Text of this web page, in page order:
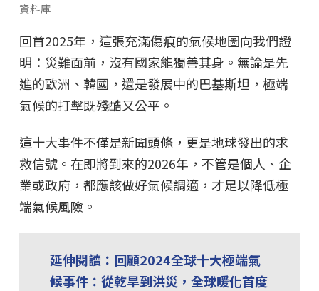
資料庫
回首2025年，這張充滿傷痕的氣候地圖向我們證
明：災難面前，沒有國家能獨善其身。無論是先
進的歐洲、韓國，還是發展中的巴基斯坦，極端
氣候的打擊既殘酷又公平。
這十大事件不僅是新聞頭條，更是地球發出的求
救信號。在即將到來的2026年，不管是個人、企
業或政府，都應該做好氣候調適，才足以降低極
端氣候風險。
延伸閱讀：回顧2024全球十大極端氣
候事件：從乾旱到洪災，全球暖化首度